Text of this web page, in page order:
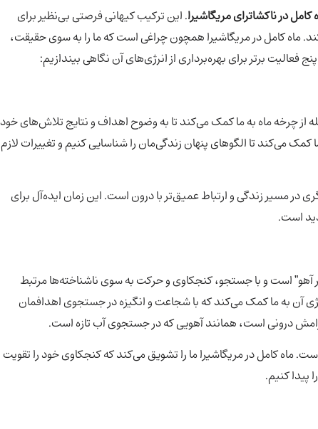
کامل در ناکشاترای مریگاشیرا. این ترکیب کیهانی فرصتی بی‌نظیر برای
ماه کامل در مریگاشیرا همچون چراغی است که ما را به سوی حقیقت،
برتر برای بهره‌برداری از انرژی‌های آن نگاهی بیندازیم:
از چرخه ماه به ما کمک می‌کند تا به وضوح اهداف و نتایج تلاش‌های خود
کمک می‌کند تا الگوهای پنهان زندگی‌مان را شناسایی کنیم و تغییرات لازم
در مسیر زندگی و ارتباط عمیق‌تر با درون است. این زمان ایده‌آل برای
است.
آهو” است و با جستجو، کنجکاوی و حرکت به سوی ناشناخته‌ها مرتبط
آن به ما کمک می‌کند که با شجاعت و انگیزه در جستجوی اهدافمان
درونی است، همانند آهویی که در جستجوی آب تازه است.
ماه کامل در مریگاشیرا ما را تشویق می‌کند که کنجکاوی خود را تقویت
پیدا کنیم.